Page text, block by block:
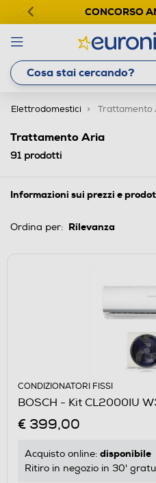
CONCORSO
Elettrodomestici Trattamento
Trattamento Aria
91prodotti
Informazioni sui prezzi e
Ordina per:
CONDIZIONATORI FISSI
BOSCH - Kit CL2000IU
€ 399,00
Acquisto online: disponibile
Ritiro in negozio in 30'